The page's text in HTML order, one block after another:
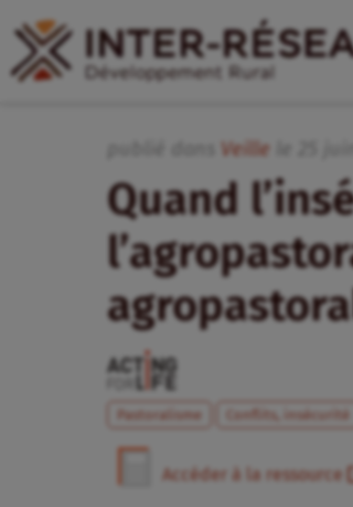
Veille
Quand
Pastoralisme Conflits, insécurité
Accéder à la ressource